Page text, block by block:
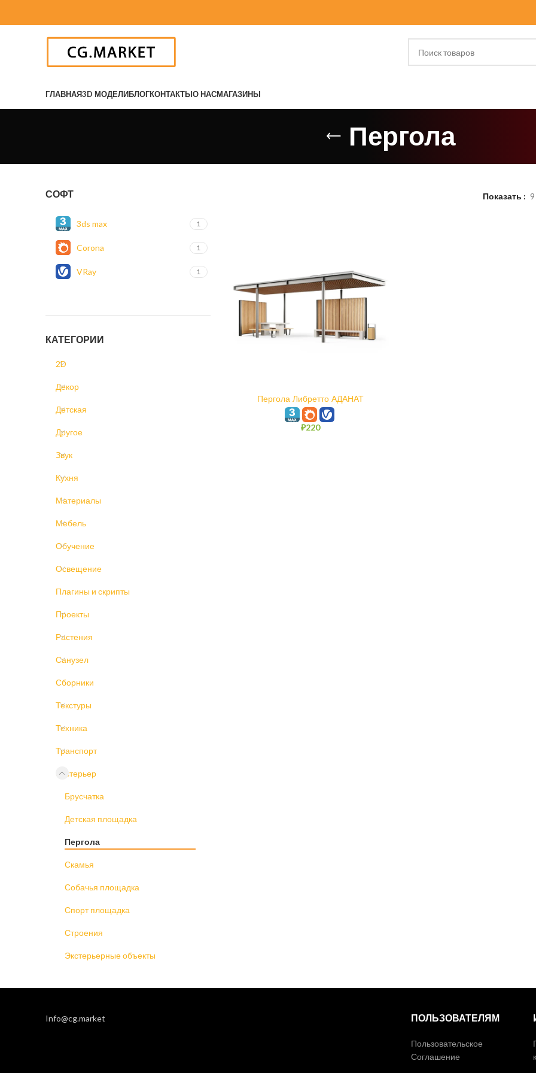
ГЛАВНАЯ3D МОДЕЛИБЛОГКОНТАКТЫО НАСМАГАЗИНЫ
Пергола
СОФТ
3ds max 1
Corona 1
VRay 1
КАТЕГОРИИ
2D
Декор
Детская
Другое
Звук
Кухня
Материалы
Мебель
Обучение
Освещение
Плагины и скрипты
Проекты
Растения
Санузел
Сборники
Текстуры
Техника
Транспорт
Экстерьер
Брусчатка
Детская площадка
Пергола
Скамья
Собачья площадка
Спорт площадка
Строения
Экстерьерные объекты
Показать 9
В КОРЗИНУ
Пергола Либретто АДАНАТ
₽220
Info@cg.market ПОЛЬЗОВАТЕЛЯМ
Пользовательское
Соглашение